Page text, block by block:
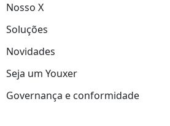
Nosso X
Soluções
Novidades
Seja um Youxer
Governança e conformidade